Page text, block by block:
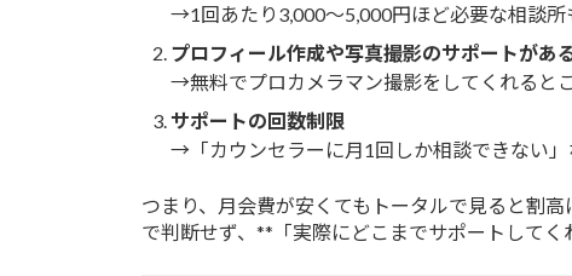
→1回あたり3,000〜5,000円ほど必要な相談所
プロフィール作成や写真撮影のサポートがあ
→無料でプロカメラマン撮影をしてくれると
サポートの回数制限
→「カウンセラーに月1回しか相談できない」
つまり、月会費が安くてもトータルで見ると割
で判断せず、**「実際にどこまでサポートしてく